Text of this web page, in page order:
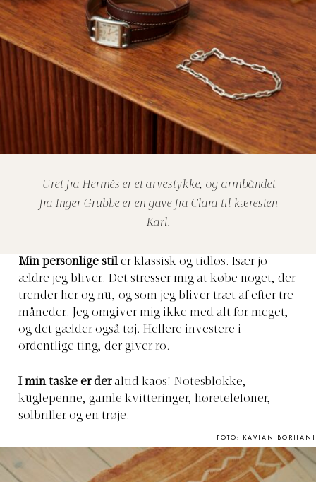
Uret fra Hermès er et arvestykke, og armbåndet
fra Inger Grubbe er en gave fra Clara til kæresten
Karl.
Min personlige stiler klassisk og tidløs. Især jo
ældre jeg bliver. Det stresser mig at købe noget, der
trender her og nu, og som jeg bliver træt af efter tre
måneder. Jeg omgiver mig ikke med alt for meget,
og det gælder også tøj. Hellere investere i
ordentlige ting, der giver ro.
I min taske er deraltid kaos! Notesblokke,
kuglepenne, gamle kvitteringer, høretelefoner,
solbriller og en trøje.
FOTO: KAVIAN BORHANI